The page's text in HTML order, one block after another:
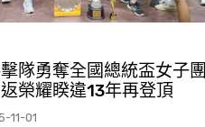
隊勇奪全國總統盃女子團
榮耀睽違13年再登頂
11-01